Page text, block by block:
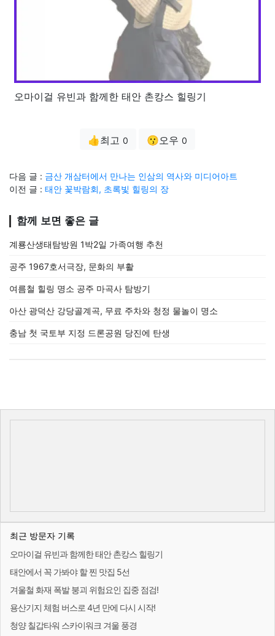
오마이걸 유빈과 함께한 태안 촌캉스 힐링기
👍최고 0 😗오우 0
다음 글 : 금산 개삼터에서 만나는 인삼의 역사와 미디어아트
이전 글 : 태안 꽃박람회, 초록빛 힐링의 장
함께 보면 좋은 글
계룡산생태탐방원 1박2일 가족여행 추천
공주 1967호서극장, 문화의 부활
여름철 힐링 명소 공주 마곡사 탐방기
아산 광덕산 강당골계곡, 무료 주차와 청정 물놀이 명소
충남 첫 국토부 지정 드론공원 당진에 탄생
최근 방문자 기록
오마이걸 유빈과 함께한 태안 촌캉스 힐링기
태안에서 꼭 가봐야 할 찐 맛집 5선
겨울철 화재 폭발 붕괴 위험요인 집중 점검!
용산기지 체험 버스로 4년 만에 다시 시작!
청양 칠갑타워 스카이워크 겨울 풍경